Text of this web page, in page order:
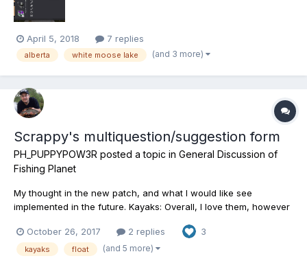
April 5, 2018 7 replies
alberta white moose lake (and 3 more)
Scrappy's multiquestion/suggestion form
PH_PUPPYPOW3R posted a topic in General Discussion of
Fishing Planet
My thought in the new patch, and what I would like see
implemented in the future. Kayaks: Overall, I love them, however
option to pick if you want the anchor in the front or the back.
Something that helps us to stay in one spot...
October 26, 2017 2 replies 3
kayaks float (and 5 more)